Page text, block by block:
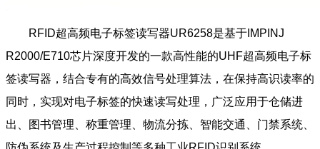
RFID超高频电子标签读写器UR6258是基于IMPINJ
R2000/E710芯片深度开发的一款高性能的UHF超高频电子标
签读写器，结合专有的高效信号处理算法，在保持高识读率的
同时，实现对电子标签的快速读写处理，广泛应用于仓储进
出、图书管理、称重管理、物流分拣、智能交通、门禁系统、